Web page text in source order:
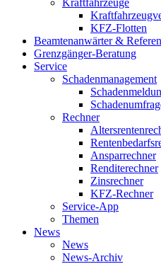
Kraftfahrzeuge
KFZ-Flotten
Beamtenanwärter &
Grenzgänger-Beratung
Service
Schadenmanagement
Rechner
Ansparrechner
Renditerechner
Zinsrechner
KFZ-Rechner
Service-App
Themen
News
News
News-Archiv